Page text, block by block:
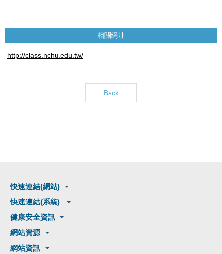
相關網址
http://class.nchu.edu.tw/
Back
快速連結(網站)
快速連結(系統)
健康安全資訊
網站資源
網站資訊